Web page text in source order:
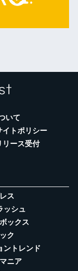
いて
イトポリシー
リース受付
ス
ッシュ
ックス
ク
ントレンド
ニア